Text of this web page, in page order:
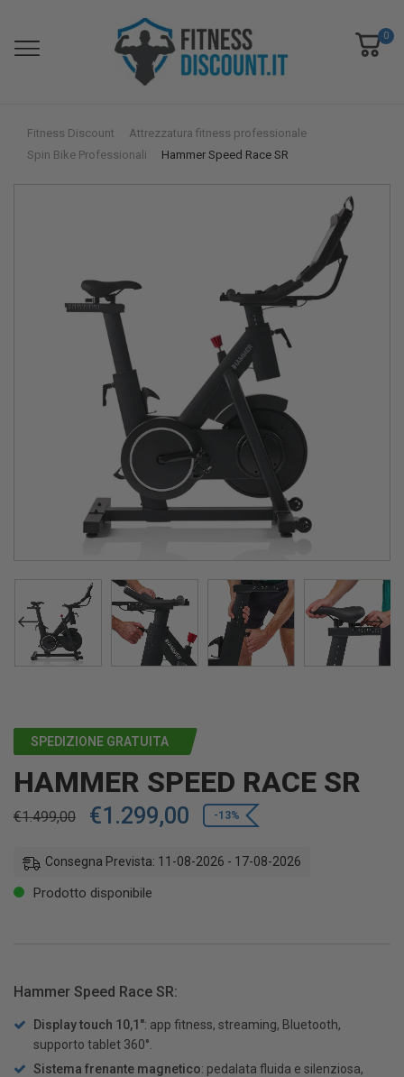
0
Fitness Discount
Attrezzatura fitness professionale
Spin Bike Professionali
Hammer Speed Race SR
SPEDIZIONE GRATUITA
HAMMER SPEED RACE SR
€1.499,00 €1.299,00 -13%
Consegna Prevista: 11-08-2026 - 17-08-2026
Prodotto disponibile
Hammer Speed Race SR:
Display touch 10,1″: app fitness, streaming, Bluetooth,
supporto tablet 360°.
Sistema frenante magnetico: pedalata fluida e silenziosa,